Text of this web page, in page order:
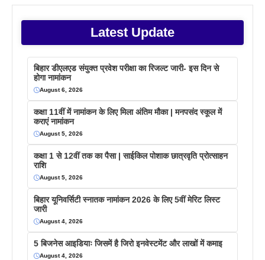
Latest Update
बिहार डीएलएड संयुक्त प्रवेश परीक्षा का रिजल्ट जारी- इस दिन से
होगा नामांकन
August 6, 2026
कक्षा 11वीं में नामांकन के लिए मिला अंतिम मौका | मनपसंद स्कूल में
कराएं नामांकन
August 5, 2026
कक्षा 1 से 12वीं तक का पैसा | साईकिल पोशाक छात्रवृति प्रोत्साहन
राशि
August 5, 2026
बिहार यूनिवर्सिटी स्नातक नामांकन 2026 के लिए 5वीं मेरिट लिस्ट
जारी
August 4, 2026
5 बिजनेस आइडियाः जिसमें है जिरो इनवेस्टमेंट और लाखों में कमाइ
August 4, 2026